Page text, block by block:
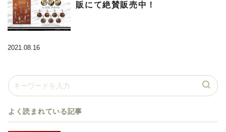
販にて絶賛販売中！
2021.08.16
よく読まれている記事